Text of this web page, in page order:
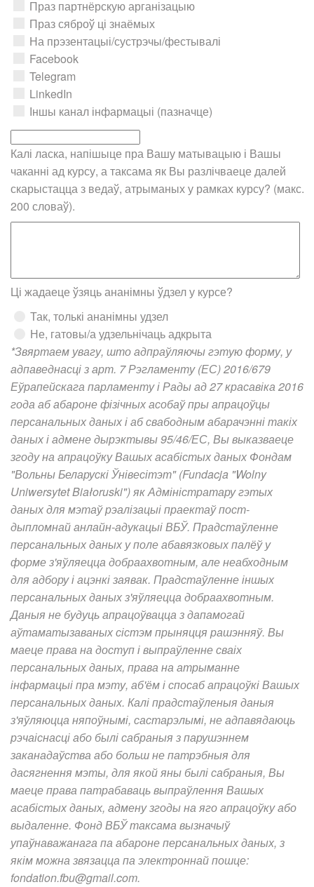
Праз партнёрскую арганізацыю
Праз сяброў ці знаёмых
На прэзентацыі/сустрэчы/фестывалі
Facebook
Telegram
LinkedIn
Іншы канал інфармацыі (пазначце)
Калі ласка, напішыце пра Вашу матывацыю і Вашы
чаканні ад курсу, а таксама як Вы разлічваеце далей
скарыстацца з ведаў, атрыманых у рамках курсу? (макс.
200 словаў).
Ці жадаеце ўзяць ананімны ўдзел у курсе?
Так, толькі ананімны удзел
Не, гатовы/а удзельнічаць адкрыта
*Звяртаем увагу, што адпраўляючы гэтую форму, у
адпаведнасці з арт. 7 Рэгламенту (ЕС) 2016/679
Еўрапейскага парламенту і Рады ад 27 красавіка 2016
года аб абароне фізічных асобаў пры апрацоўцы
персанальных даных і аб свабодным абарачэнні такіх
даных і адмене дырэктывы 95/46/ЕС, Вы выказваеце
згоду на апрацоўку Вашых асабістых даных Фондам
"Вольны Беларускі Ўнівесітэт" (Fundacja "Wolny
Uniwersytet Białoruski") як Адміністратару гэтых
даных для мэтаў рэалізацыі праектаў пост-
дыпломнай анлайн-адукацыі ВБЎ. Прадстаўленне
персанальных даных у поле абавязковых палёў у
форме з'яўляецца добраахвотным, але неабходным
для адбору і ацэнкі заявак. Прадстаўленне іншых
персанальныхданых з'яўляецца добраахвотным.
Даныя не будуць апрацоўвацца з дапамогай
аўтаматызаваных сістэм прыняцця рашэнняў. Вы
маеце права на доступ і выпраўленне сваіх
персанальных даных, права на атрыманне
інфармацыі пра мэту, аб'ём і спосаб апрацоўкі Вашых
персанальных даных. Калі прадстаўленыя даныя
з'яўляюцца няпоўнымі, састарэлымі, не адпавядаюць
рэчаіснасці або былі сабраныя з парушэннем
заканадаўства або больш не патрэбныя для
дасягнення мэты, для якой яны былі сабраныя, Вы
маеце права патрабаваць выпраўлення Вашых
асабістых даных, адмену згоды на яго апрацоўку або
выдаленне. Фонд ВБЎ таксама вызначыў
упаўнаважанага па абароне персанальных даных, з
якім можна звязацца па электроннай пошце:
fondation.fbu@gmail.com.